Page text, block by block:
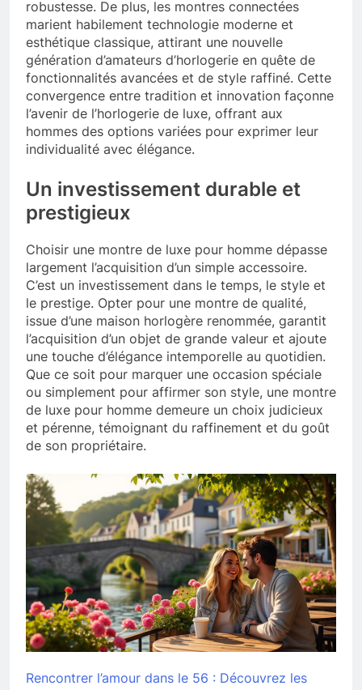
robustesse. De plus, les montres connectées
marient habilement technologie moderne et
esthétique classique, attirant une nouvelle
génération d’amateurs d’horlogerie en quête de
fonctionnalités avancées et de style raffiné. Cette
convergence entre tradition et innovation façonne
l’avenir de l’horlogerie de luxe, offrant aux
hommes des options variées pour exprimer leur
individualité avec élégance.
Un investissement durable et
prestigieux
Choisir une montre de luxe pour homme dépasse
largement l’acquisition d’un simple accessoire.
C’est un investissement dans le temps, le style et
le prestige. Opter pour une montre de qualité,
issue d’une maison horlogère renommée, garantit
l’acquisition d’un objet de grande valeur et ajoute
une touche d’élégance intemporelle au quotidien.
Que ce soit pour marquer une occasion spéciale
ou simplement pour affirmer son style, une montre
de luxe pour homme demeure un choix judicieux
et pérenne, témoignant du raffinement et du goût
de son propriétaire.
Rencontrer l’amour dans le 56 : Découvrez les